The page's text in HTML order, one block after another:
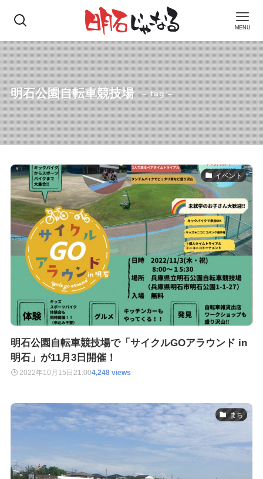
MENU
明石公園自転車競技場 – tag –
イベント
明石公園自転車競技場で「サイクルGOアラウンド in
明石」が11月3日開催！
2022年10月15日 21:004,248 views
まち